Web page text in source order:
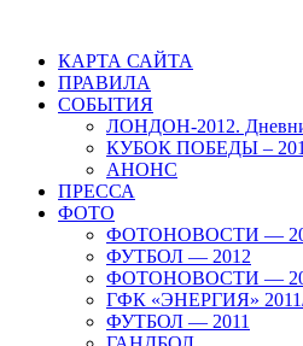
КАРТА САЙТА
ПРАВИЛА
СОБЫТИЯ
ЛОНДОН-2012.
КУБОК ПОБЕДЫ –
АНОНС
ПРЕССА
ФОТО
ФОТОНОВОСТИ —
ФУТБОЛ — 2012
ФОТОНОВОСТИ —
ГФК «ЭНЕРГИЯ»
ФУТБОЛ — 2011